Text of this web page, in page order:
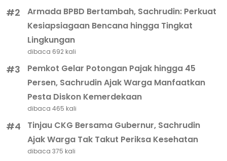
#2
Armada BPBD Bertambah, Sachrudin: Perkuat
Kesiapsiagaan Bencana hingga Tingkat
Lingkungan
dibaca 692 kali
#3
Pemkot Gelar Potongan Pajak hingga 45
Persen, Sachrudin Ajak Warga Manfaatkan
Pesta Diskon Kemerdekaan
dibaca 465 kali
#4
Tinjau CKG Bersama Gubernur, Sachrudin
Ajak Warga Tak Takut Periksa Kesehatan
dibaca 375 kali